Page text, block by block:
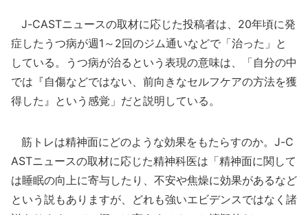
J-CASTニュースの取材に応じた投稿者は、20年頃に発
症したうつ病が週1～2回のジム通いなどで「治った」と
している。うつ病が治るという表現の意味は、「自分の中
では『自傷などではない、前向きなセルフケアの方法を獲
得した』という感覚」だと説明している。
筋トレは精神面にどのような効果をもたらすのか。J-C
ASTニュースの取材に応じた精神科医は「精神面に関して
は睡眠の向上に寄与したり、不安や焦燥に効果があるなど
という説もありますが、どれも強いエビデンスではなく諸